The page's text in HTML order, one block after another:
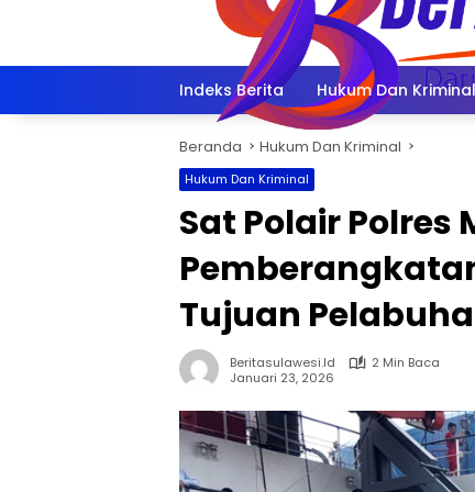
Indeks Berita Hukum Dan Kriminal
Beranda Hukum Dan Kriminal
Hukum Dan Kriminal
Sat Polair
Tujuan
Beritasulawesi.id
2 Min Baca
Januari 23, 2026